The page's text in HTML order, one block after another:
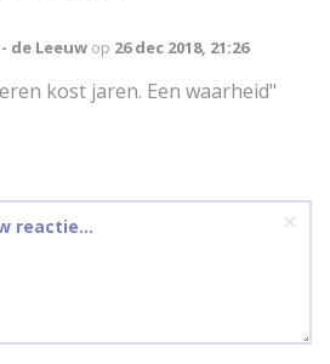
de Leeuw op 26 dec 2018, 21:26
kost jaren. Een waarheid"